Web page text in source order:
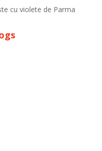
cu violete de Parma